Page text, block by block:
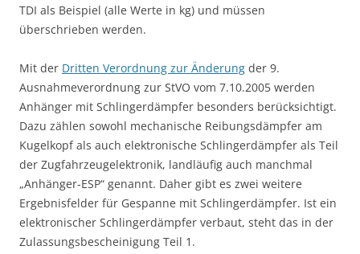
TDI als Beispiel (alle Werte in kg) und müssen
überschrieben werden.
Mit der Dritten Verordnung zur Änderung der 9.
Ausnahmeverordnung zur StVO vom 7.10.2005 werden
Anhänger mit Schlingerdämpfer besonders berücksichtigt.
Dazu zählen sowohl mechanische Reibungsdämpfer am
Kugelkopf als auch elektronische Schlingerdämpfer als Teil
der Zugfahrzeugelektronik, landläufig auch manchmal
„Anhänger-ESP“ genannt. Daher gibt es zwei weitere
Ergebnisfelder für Gespanne mit Schlingerdämpfer. Ist ein
elektronischer Schlingerdämpfer verbaut, steht das in der
Zulassungsbescheinigung Teil 1.